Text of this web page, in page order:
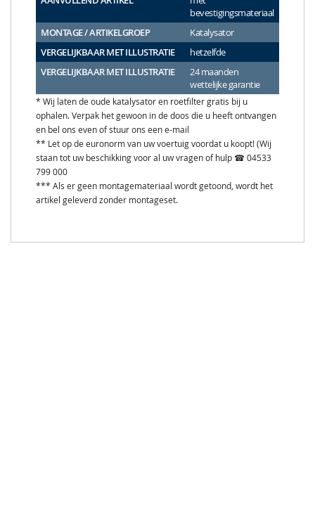
bevestigingsmateriaal
MONTAGE / ARTIKELGROEP
Katalysator
VERGELIJKBAAR MET ILLUSTRATIE
hetzelfde
VERGELIJKBAAR MET ILLUSTRATIE
24 maanden
wettelijke garantie
* Wij laten de oude katalysator en roetfilter gratis bij u
ophalen. Verpak het gewoon in de doos die u heeft ontvangen
en bel ons even of stuur ons een e-mail
** Let op de euronorm van uw voertuig voordat u koopt! (Wij
staan tot uw beschikking voor al uw vragen of hulp ☎ 04533
799 000
*** Als er geen montagemateriaal wordt getoond, wordt het
artikel geleverd zonder montageset.